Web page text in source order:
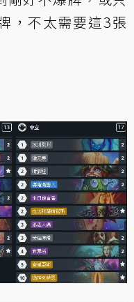
，不太需要這3張